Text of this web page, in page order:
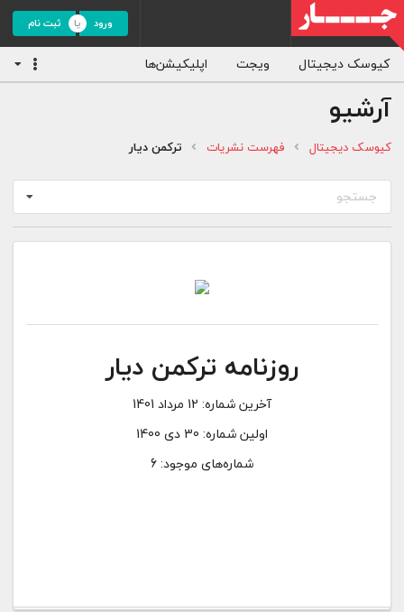
ورود ثبت نام
کیوسک دیجیتال ویجت اپلیکیشن‌ها
آرشیو
کیوسک دیجیتال فهرست نشریات ترکمن دیار
جستجو
روزنامه ترکمن دیار
آخرین شماره: 12 مرداد 1401
اولین شماره: 30 دی 1400
شماره‌های موجود: 6